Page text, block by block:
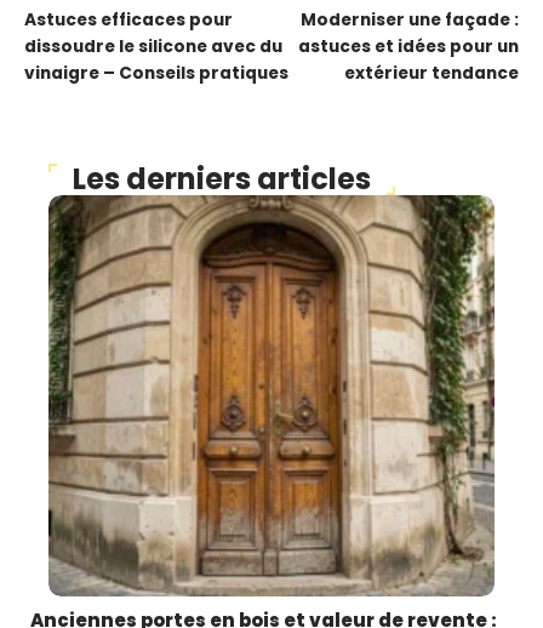
Astuces efficaces pour
dissoudre le silicone avec du
vinaigre – Conseils pratiques
Moderniser une façade :
astuces et idées pour un
extérieur tendance
Les derniers articles
Anciennes portes en bois et valeur de revente :